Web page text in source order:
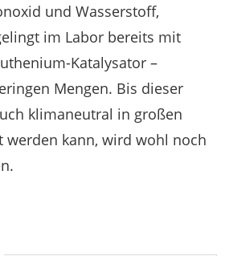
und Wasserstoff,
im Labor bereits mit
Katalysator –
Mengen. Bis dieser
klimaneutral in großen
werden kann, wird wohl noch